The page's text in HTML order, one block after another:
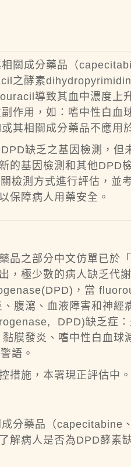
關成分藥品（
之酵素
導致其血中濃度上
作用，如：嗜中性白血
其相關成分藥品不應用
缺乏之基因檢測，但
的基因檢測和其他DPD
檢測方式進行評估，並
保障病人用藥安全。
品之部分中文仿單已於
，極少數的病人缺乏代
，當
腹瀉、血液障害和神經
DPD)缺乏症：
膜發炎、嗜中性白血球
語。
措施，本署現正評估中。
分藥品（capecitabine
解病人是否為DPD酵素